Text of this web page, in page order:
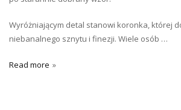
Wyróżniającym detal stanowi koronka, której
niebanalnego sznytu i finezji. Wiele osób …
Read more